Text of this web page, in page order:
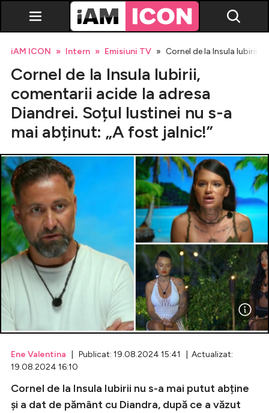
Vedete
Evenimente
Emisiuni TV
Horoscop
Lifestyle
Celebrități
Breaking News
iAM ICON Intern Emisiuni TV Cornel de la Insula Iubirii,
Cornel de la Insula Iubirii,
comentarii acide la adresa
Diandrei. Soțul Iustinei nu s-a
mai abținut: „A fost jalnic!”
Ene Valentina | Publicat: 19.08.2024 15:41 | Actualizat:
19.08.2024 16:10
Cornel de la Insula Iubirii nu s-a mai putut abține
și a dat de pământ cu Diandra, după ce a văzut